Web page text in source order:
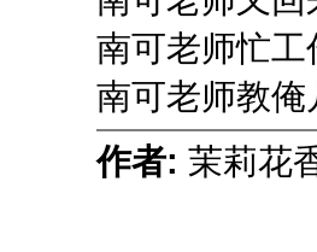
南可老师忙工
南可老师教俺
作者: 茉莉花